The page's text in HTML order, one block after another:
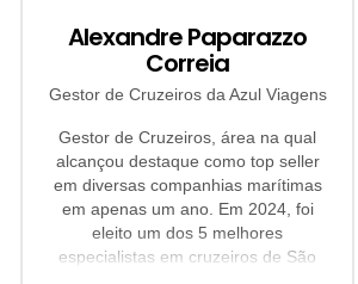
Alexandre Paparazzo
Correia
Gestor de Cruzeiros da Azul Viagens
Gestor de Cruzeiros, área na qual
alcançou destaque como top seller
em diversas companhias marítimas
em apenas um ano. Em 2024, foi
eleito um dos 5 melhores
especialistas em cruzeiros de São